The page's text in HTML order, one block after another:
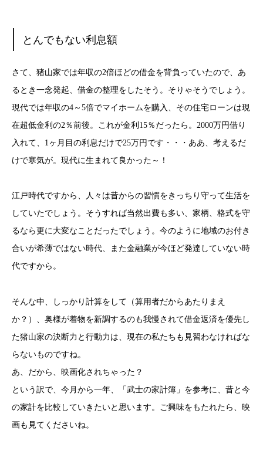
とんでもない利息額
さて、猪山家では年収の2倍ほどの借金を背負っていたので、あ
るとき一念発起、借金の整理をしたそう。そりゃそうでしょう。
現代では年収の4～5倍でマイホームを購入、その住宅ローンは現
在超低金利の2％前後。これが金利15％だったら。2000万円借り
入れて、1ヶ月目の利息だけで25万円です・・・ああ、考えるだ
けで寒気が。現代に生まれて良かった～！
江戸時代ですから、人々は昔からの習慣をきっちり守って生活を
していたでしょう。そうすれば当然出費も多い、家柄、格式を守
るなら更に大変なことだったでしょう。今のように地域のお付き
合いが希薄ではない時代、また金融業が今ほど発達していない時
代ですから。
そんな中、しっかり計算をして（算用者だからあたりまえ
か？）、奥様が着物を新調するのも我慢されて借金返済を優先し
た猪山家の決断力と行動力は、現在の私たちも見習わなければな
らないものですね。
あ、だから、映画化されちゃった？
という訳で、今月から一年、「武士の家計簿」を参考に、昔と今
の家計を比較していきたいと思います。ご興味をもたれたら、映
画も見てくださいね。